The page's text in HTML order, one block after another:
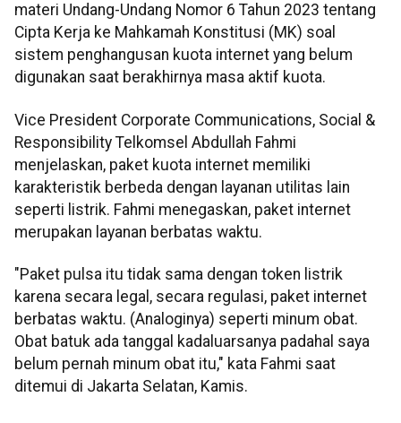
materi Undang-Undang Nomor 6 Tahun 2023 tentang
Cipta Kerja ke Mahkamah Konstitusi (MK) soal
sistem penghangusan kuota internet yang belum
digunakan saat berakhirnya masa aktif kuota.
Vice President Corporate Communications, Social &
Responsibility Telkomsel Abdullah Fahmi
menjelaskan, paket kuota internet memiliki
karakteristik berbeda dengan layanan utilitas lain
seperti listrik. Fahmi menegaskan, paket internet
merupakan layanan berbatas waktu.
"Paket pulsa itu tidak sama dengan token listrik
karena secara legal, secara regulasi, paket internet
berbatas waktu. (Analoginya) seperti minum obat.
Obat batuk ada tanggal kadaluarsanya padahal saya
belum pernah minum obat itu," kata Fahmi saat
ditemui di Jakarta Selatan, Kamis.